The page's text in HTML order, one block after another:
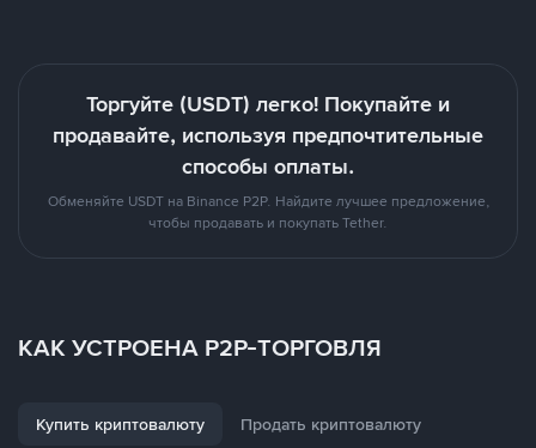
Торгуйте (USDT) легко! Покупайте и
продавайте, используя предпочтительные
способы оплаты.
Обменяйте USDT на Binance P2P. Найдите лучшее предложение,
чтобы продавать и покупать Tether.
КАК УСТРОЕНА P2P-ТОРГОВЛЯ
Купить криптовалюту Продать криптовалюту